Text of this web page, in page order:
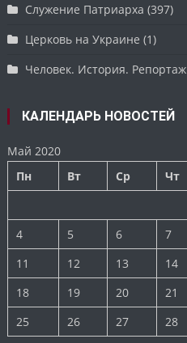
Служение Патриарха (397)
Церковь на Украине (1)
Человек. История. Репортаж
КАЛЕНДАРЬ НОВОСТЕЙ
Май 2020
Пн
Вт Ср Чт
4
5 6 7
11
12 13 14
18
19 20 21
25
26 27 28